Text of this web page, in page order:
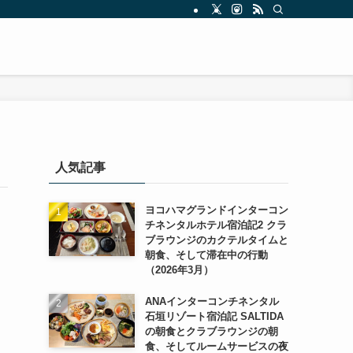
人気記事
ヨコハマグランドインターコン
チネンタルホテル宿泊記2 クラ
ブラウンジのカクテルタイムと
朝食、そして滞在中の行動
（2026年3月）
ANAインターコンチネンタル
石垣リゾート宿泊記 SALTIDA
の朝食とクラブラウンジの朝
食、そしてルームサービスの夜